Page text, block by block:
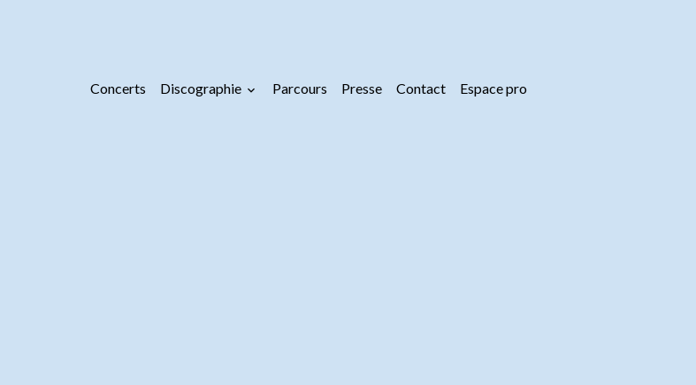
Concerts Discographie Parcours Presse Contact Espace pro